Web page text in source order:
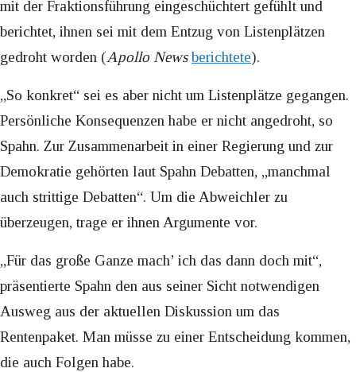
mit der Fraktionsführung eingeschüchtert gefühlt und
berichtet, ihnen sei mit dem Entzug von Listenplätzen
gedroht worden (Apollo News berichtete).
„So konkret“ sei es aber nicht um Listenplätze gegangen.
Persönliche Konsequenzen habe er nicht angedroht, so
Spahn. Zur Zusammenarbeit in einer Regierung und zur
Demokratie gehörten laut Spahn Debatten, „manchmal
auch strittige Debatten“. Um die Abweichler zu
überzeugen, trage er ihnen Argumente vor.
„Für das große Ganze mach’ ich das dann doch mit“,
präsentierte Spahn den aus seiner Sicht notwendigen
Ausweg aus der aktuellen Diskussion um das
Rentenpaket. Man müsse zu einer Entscheidung kommen,
die auch Folgen habe.